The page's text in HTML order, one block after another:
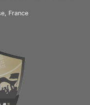
France